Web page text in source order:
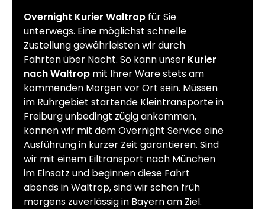
Overnight Kurier Waltrop für Sie
unterwegs. Eine möglichst schnelle
Zustellung gewährleisten wir durch
Fahrten über Nacht. So kann unser Kurier
nach Waltrop mit Ihrer Ware stets am
kommenden Morgen vor Ort sein. Müssen
im Ruhrgebiet startende Kleintransporte in
Freiburg unbedingt zügig ankommen,
können wir mit dem Overnight Service eine
Ausführung in kurzer Zeit garantieren. Sind
wir mit einem Eiltransport nach München
im Einsatz und beginnen diese Fahrt
abends in Waltrop, sind wir schon früh
morgens zuverlässig in Bayern am Ziel.